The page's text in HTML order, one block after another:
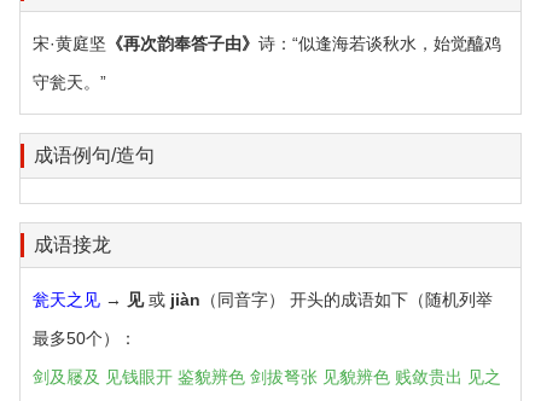
宋·黄庭坚 《再次韵奉答子由》 诗：“似逢海若谈秋水，始觉醯鸡
守瓮天。”
成语例句/造句
成语接龙
瓮天之见 → 见或 jiàn （同音字） 开头的成语如下（随机列举
最多50个）：
剑及屦及 见钱眼开 鉴貌辨色 剑拔弩张 见貌辨色 贱敛贵出 见之